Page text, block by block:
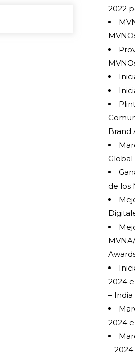
2022
Brand
Global
de los
2024
– India
2024
–